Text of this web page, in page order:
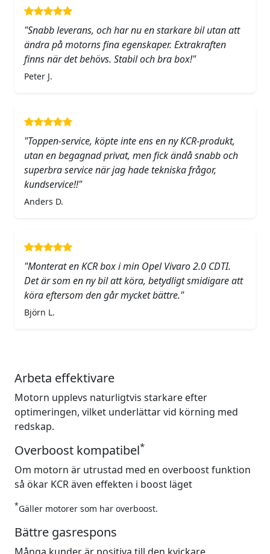
"Snabb leverans, och har nu en starkare bil utan att
ändra på motorns fina egenskaper. Extrakraften
finns när det behövs. Stabil och bra box!"
Peter J.
"Toppen-service, köpte inte ens en ny KCR-produkt,
utan en begagnad privat, men fick ändå snabb och
superbra service när jag hade tekniska frågor,
kundservice!!"
Anders D.
"Monterat en KCR box i min Opel Vivaro 2.0 CDTI.
Det är som en ny bil att köra, betydligt smidigare att
köra eftersom den går mycket bättre."
Björn L.
Arbeta effektivare
Motorn upplevs naturligtvis starkare efter
optimeringen, vilket underlättar vid körning med
redskap.
Overboost kompatibel*
Om motorn är utrustad med en overboost funktion
så ökar KCR även effekten i boost läget
*Gäller motorer som har overboost.
Bättre gasrespons